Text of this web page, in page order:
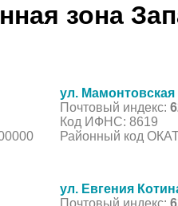
зона
ул. Мамонтовская
Почтовый индекс:
Код ИФНС: 8619
Районный код
ул. Евгения
Почтовый индекс: